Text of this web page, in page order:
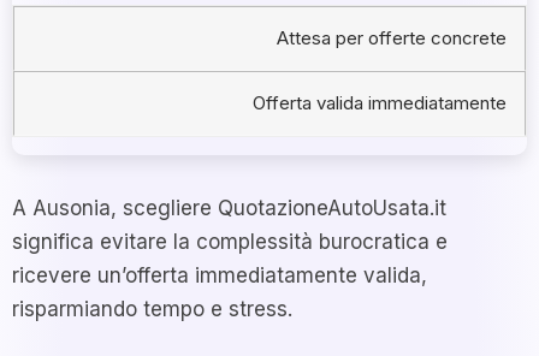
Attesa per offerte concrete
Offerta valida immediatamente
A Ausonia, scegliere QuotazioneAutoUsata.it
significa evitare la complessità burocratica e
ricevere un’offerta immediatamente valida,
risparmiando tempo e stress.